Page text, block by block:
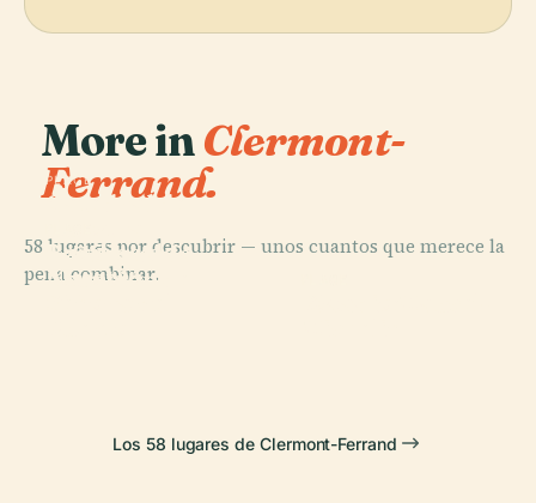
More inClermont-
Ferrand.
58 lugares por descubrir — unos cuantos que merece la
pena combinar.
PLACE
Catedral de
Señora de la
Asunción de
Basílica de
Nuestra
Los 58 lugares de Clermont-Ferrand